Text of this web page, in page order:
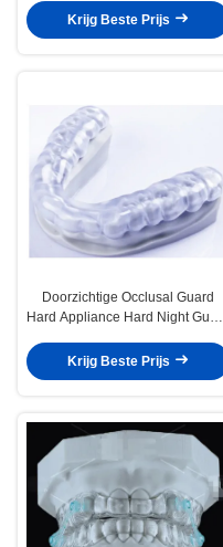
Krijg Beste Prijs
Doorzichtige Occlusal Guard
Hard Appliance Hard Night Guard
Krijg Beste Prijs